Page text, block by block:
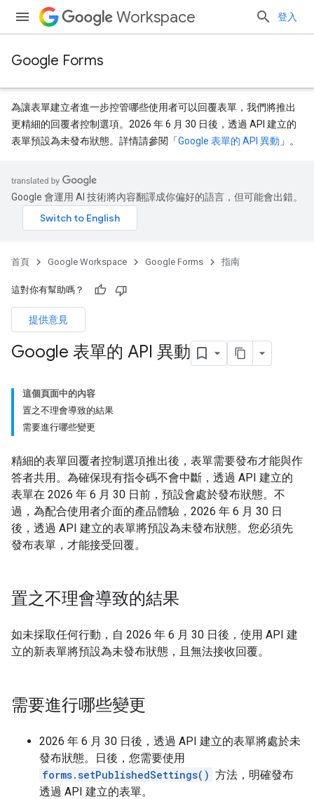
Workspace 登入
Google Forms
為讓表單建立者進一步控管哪些使用者可以回覆表單，我們將推出
更精細的回覆者控制選項。2026 年 6 月 30 日後，透過 API 建立的
表單預設為未發布狀態。詳情請參閱「Google 表單的 API 異動 」。
Google 會運用 AI 技術將內容翻譯成你偏好的語言，但可能會出錯。
首頁 Google Workspace Google Forms 指南
這對你有幫助嗎？
提供意見
Google 表單的 API 異動
這個頁面中的內容
置之不理會導致的結果
需要進行哪些變更
精細的表單回覆者控制選項推出後，表單需要發布才能與作
答者共用。為確保現有指令碼不會中斷，透過 API 建立的
表單在 2026 年 6 月 30 日前，預設會處於發布狀態。不
過，為配合使用者介面的產品體驗，2026 年 6 月 30 日
後，透過 API 建立的表單將預設為未發布狀態。您必須先
發布表單，才能接受回覆。
置之不理會導致的結果
如未採取任何行動，自 2026 年 6 月 30 日後，使用 API 建
立的新表單將預設為未發布狀態，且無法接收回覆。
需要進行哪些變更
2026 年 6 月 30 日後，透過 API 建立的表單將處於未
發布狀態。日後，您需要使用
forms.setPublishedSettings() 方法，明確發布
透過 API 建立的表單。